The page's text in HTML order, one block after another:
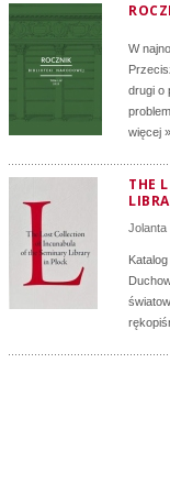
W
drugi o
więcej »
THE
Jolanta